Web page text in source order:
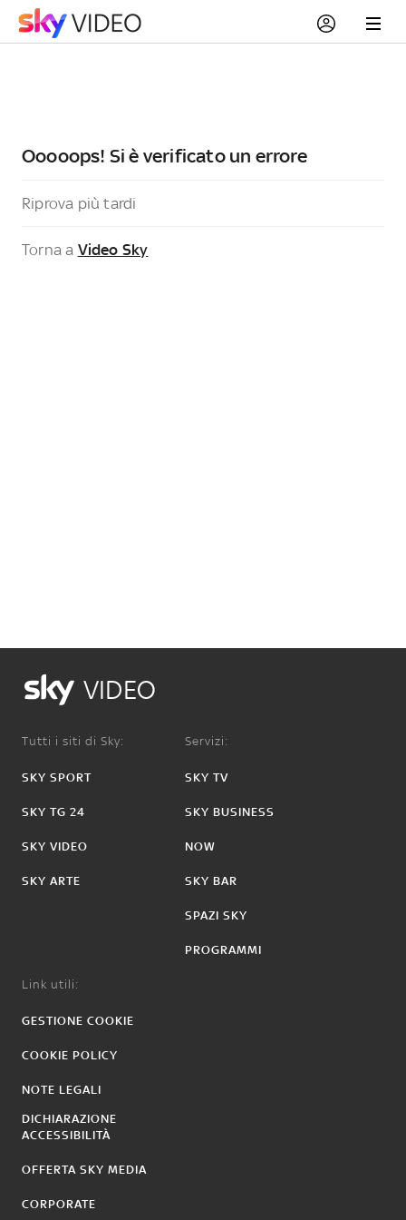
Ooooops! Si è verificato un errore
Riprova più tardi
Torna a Video Sky
VIDEO
Tutti i siti di Sky:
SKY SPORT
SKY TG 24
SKY VIDEO
SKY ARTE
Servizi:
SKY TV
SKY BUSINESS
NOW
SKY BAR
SPAZI SKY
PROGRAMMI
Link utili:
GESTIONE COOKIE
COOKIE POLICY
NOTE LEGALI
DICHIARAZIONE
ACCESSIBILITÀ
OFFERTA SKY MEDIA
CORPORATE